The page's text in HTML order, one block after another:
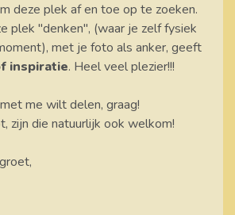
deze plek af en toe op te zoeken.
plek "denken", (waar je zelf fysiek
met je foto als anker, geeft
inspiratie. Heel veel plezier!!!
me wilt delen, graag!
zijn die natuurlijk ook welkom!